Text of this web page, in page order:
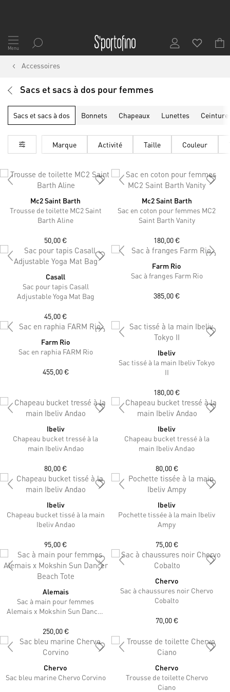
Allez
au
contenu
Menu
Accessoires
Sacs et sacs à dos pour femmes
Bonnets Chapeaux Lunettes
Sacs et sacs à dos
Marque Activité Taille Couleur
Mc2 Saint Barth
Trousse de toilette MC2 Saint
Barth Aline
50,00 €
Mc2 Saint Barth
Sac en coton pour femmes MC2
Saint Barth Vanity
180,00 €
Casall
Sac pour tapis Casall
Adjustable Yoga Mat Bag
45,00 €
Farm Rio
Sac à franges Farm Rio
385,00 €
Farm Rio
Sac en raphia FARM Rio
455,00 €
Ibeliv
Sac tissé à la main Ibeliv Tokyo
II
180,00 €
Ibeliv
Chapeau bucket tressé à la
main Ibeliv Andao
80,00 €
Ibeliv
Chapeau bucket tressé à la
main Ibeliv Andao
80,00 €
Ibeliv
Chapeau bucket tissé à la main
Ibeliv Andao
95,00 €
Ibeliv
Pochette tissée à la main Ibeliv
Ampy
75,00 €
Alemais
Sac à main pour femmes
Alemais x Mokshin Sun Dancer
250,00 €
Chervo
Sac à chaussures noir Chervo
Cobalto
70,00 €
Chervo
Sac bleu marine Chervo Corvino
Chervo
Trousse de toilette Chervo
Ciano